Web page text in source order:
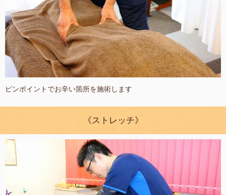
ピンポイントでお辛い箇所を施術します
《ストレッチ》